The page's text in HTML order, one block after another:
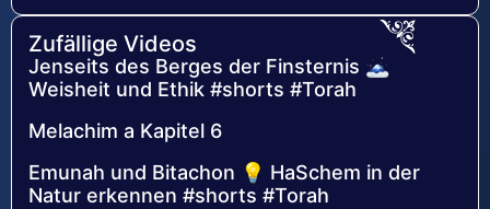
Zufällige Videos
Jenseits des Berges der Finsternis 🗻
Weisheit und Ethik #shorts #Torah
Melachim a Kapitel 6
Emunah und Bitachon 💡 HaSchem in der
Natur erkennen #shorts #Torah